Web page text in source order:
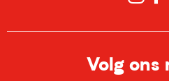
Volg ons